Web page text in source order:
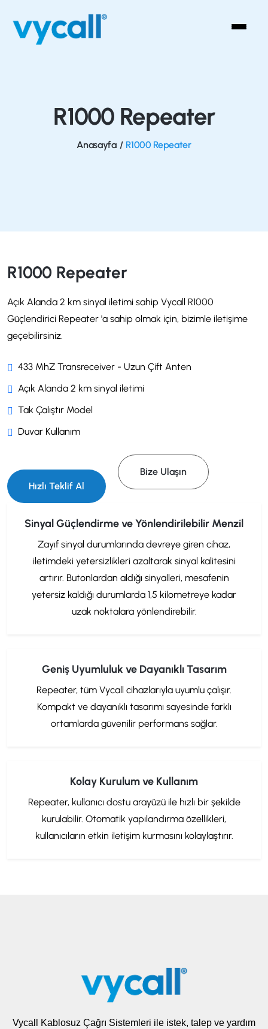
R1000 Repeater
Anasayfa / R1000 Repeater
R1000 Repeater
Açık Alanda 2 km sinyal iletimi sahip Vycall R1000
Güçlendirici Repeater 'a sahip olmak için, bizimle iletişime
geçebilirsiniz.
433 MhZ Transreceiver - Uzun Çift Anten
Açık Alanda 2 km sinyal iletimi
Tak Çalıştır Model
Duvar Kullanım
Hızlı Teklif Al
Bize Ulaşın
Sinyal Güçlendirme ve Yönlendirilebilir Menzil
Zayıf sinyal durumlarında devreye giren cihaz,
iletimdeki yetersizlikleri azaltarak sinyal kalitesini
artırır. Butonlardan aldığı sinyalleri, mesafenin
yetersiz kaldığı durumlarda 1,5 kilometreye kadar
uzak noktalara yönlendirebilir.
Geniş Uyumluluk ve Dayanıklı Tasarım
Repeater, tüm Vycall cihazlarıyla uyumlu çalışır.
Kompakt ve dayanıklı tasarımı sayesinde farklı
ortamlarda güvenilir performans sağlar.
Kolay Kurulum ve Kullanım
Repeater, kullanıcı dostu arayüzü ile hızlı bir şekilde
kurulabilir. Otomatik yapılandırma özellikleri,
kullanıcıların etkin iletişim kurmasını kolaylaştırır.
Vycall Kablosuz Çağrı Sistemleri ile istek, talep ve yardım